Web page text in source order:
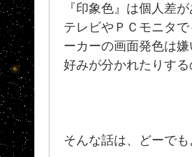
『印象色』は個人差
テレビやＰＣモニタ
ーカーの画面発色は
好みが分かれたりする
そんな話は、どーでも